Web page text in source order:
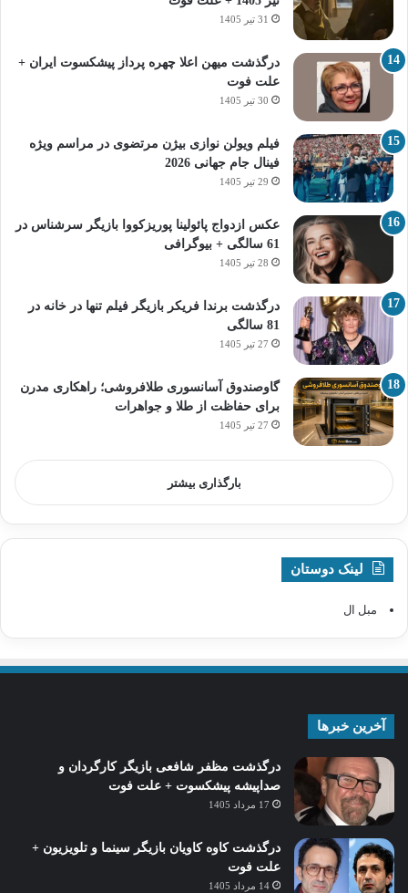
31 تیر 1405
درگذشت میهن اعلا چهره پرداز پیشکسوت ایران +
علت فوت
30 تیر 1405
فیلم ویولن نوازی بیژن مرتضوی در مراسم ویژه
فینال جام جهانی 2026
29 تیر 1405
عکس ازدواج پائولینا پوریزکووا بازیگر سرشناس در
61 سالگی + بیوگرافی
28 تیر 1405
درگذشت برندا فریکر بازیگر فیلم تنها در خانه در
81 سالگی
27 تیر 1405
گاوصندوق آسانسوری طلافروشی؛ راهکاری مدرن
برای حفاظت از طلا و جواهرات
27 تیر 1405
بارگذاری بیشتر
لینک دوستان
مبل ال
آخرین خبرها
درگذشت مظفر شافعی بازیگر کارگردان و
صداپیشه پیشکسوت + علت فوت
17 مرداد 1405
درگذشت کاوه کاویان بازیگر سینما و تلویزیون +
علت فوت
14 مرداد 1405